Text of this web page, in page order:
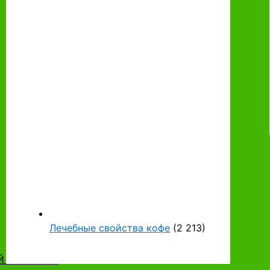
комнаты
Лечебные свойства кофе (2 213)